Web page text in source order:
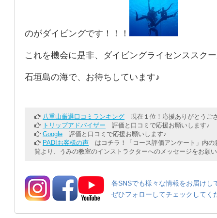
のがダイビングです！！！
これを機会に是非、ダイビングライセンススク
石垣島の海で、お待ちしています♪
八重山厳選口コミランキング 現在１位！応援ありがとうご
トリップアドバイザー 評価と口コミで応援お願いします♪
Google 評価と口コミで応援お願いします♪
PADIお客様の声 はコチラ！「コース評価アンケート」内の
覧より、うみの教室のインストラクターへのメッセージをお願
各SNSでも様々な情報をお届けし
ぜひフォローしてチェックしてく